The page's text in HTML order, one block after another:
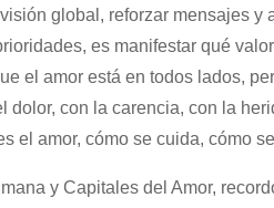
global, reforzar mensajes y
es manifestar qué
el amor está en todos lados,
con la carencia, con la
el amor, cómo se cuida, cómo
y Capitales del Amor,